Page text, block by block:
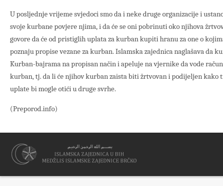
U posljednje vrijeme svjedoci smo da i neke druge organizacije i
svoje kurbane povjere njima, i da će se oni pobrinuti oko njihova
govore da će od pristiglih uplata za kurban kupiti hranu za one o
poznaju propise vezane za kurban. Islamska zajednica naglašava da
Kurban-bajrama na propisan način i apeluje na vjernike da vode
kurban, tj. da li će njihov kurban zaista biti žrtvovan i podijeljen kako
uplate bi mogle otići u druge svrhe.
(Preporod.info)